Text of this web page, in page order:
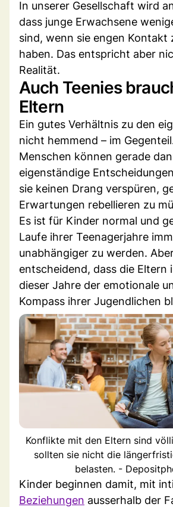
In unserer Gesellschaft wird
dass junge Erwachsene
sind, wenn sie engen Kontakt
haben. Das entspricht aber
Realität.
Auch Teenies
Eltern
Ein gutes Verhältnis zu den
nicht hemmend – im
Menschen können gerade
eigenständige
sie keinen Drang verspüren,
Erwartungen rebellieren zu
Es ist für Kinder normal und
Laufe ihrer Teenagerjahre
unabhängiger zu werden.
entscheidend, dass die Eltern
dieser Jahre der emotionale
Kompass ihrer Jugendlichen
Konflikte mit den Eltern sind
sollten sie nicht die
belasten. -
Kinder beginnen damit, mit
Beziehungen ausserhalb der